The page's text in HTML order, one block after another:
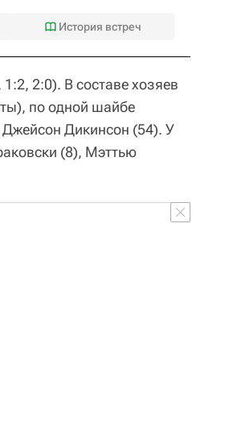
История встреч
2:0). В составе хозяев
по одной шайбе
Дикинсон (54). У
(8), Мэттью